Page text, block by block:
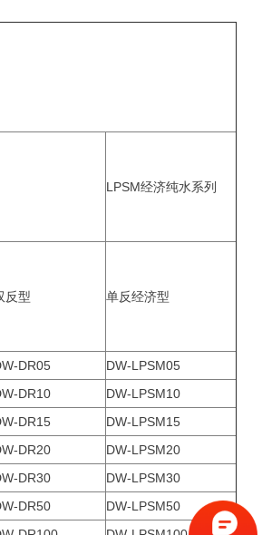
LPSM经济纯水系列
反型 单反经济型
DR05
DW-LPSM05
DR10
DW-LPSM10
DR15
DW-LPSM15
DR20
DW-LPSM20
DR30
DW-LPSM30
DR50
DW-LPSM50